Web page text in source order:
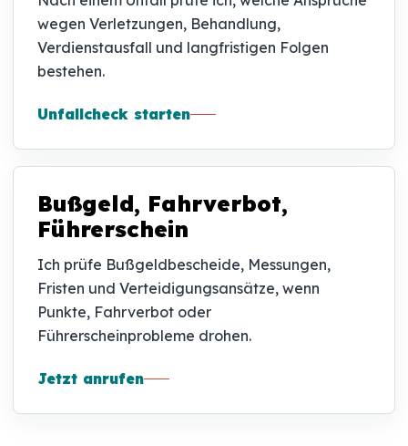
wegen Verletzungen, Behandlung,
Verdienstausfall und langfristigen Folgen
bestehen.
Unfallcheck starten
Bußgeld, Fahrverbot,
Führerschein
Ich prüfe Bußgeldbescheide, Messungen,
Fristen und Verteidigungsansätze, wenn
Punkte, Fahrverbot oder
Führerscheinprobleme drohen.
Jetzt anrufen